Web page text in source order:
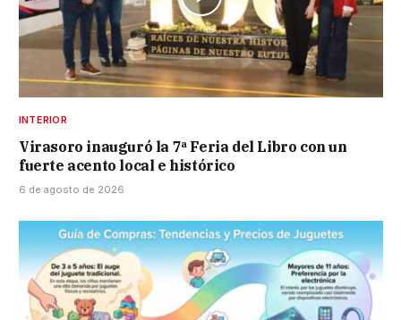
INTERIOR
Virasoro inauguró la 7ª Feria del Libro con un
fuerte acento local e histórico
6 de agosto de 2026